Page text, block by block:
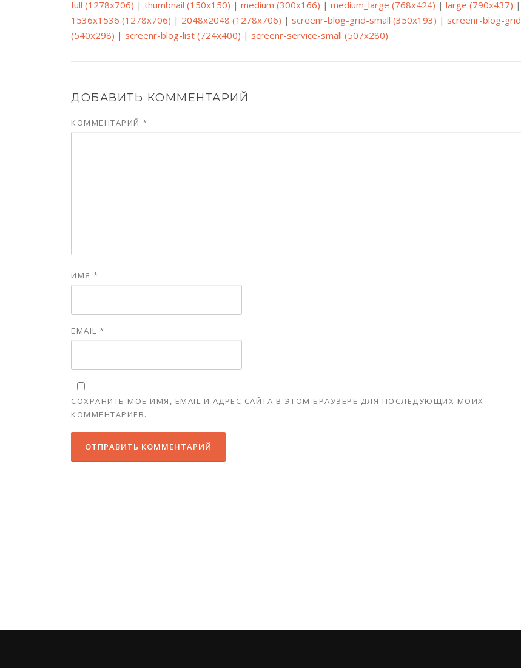
full (1278x706) | thumbnail (150x150) | medium (300x166) | medium_large (768x424) | large (790x437) |
1536x1536 (1278x706) | 2048x2048 (1278x706) | screenr-blog-grid-small (350x193) | screenr-blog-grid
(540x298) | screenr-blog-list (724x400) | screenr-service-small (507x280)
ДОБАВИТЬ КОММЕНТАРИЙ
КОММЕНТАРИЙ *
ИМЯ *
EMAIL *
СОХРАНИТЬ МОЁ ИМЯ, EMAIL И АДРЕС САЙТА В ЭТОМ БРАУЗЕРЕ ДЛЯ ПОСЛЕДУЮЩИХ МОИХ
КОММЕНТАРИЕВ.